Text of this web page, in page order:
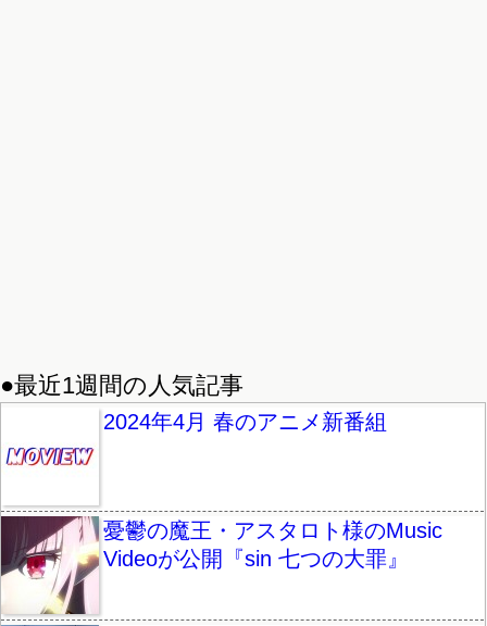
●最近1週間の人気記事
2024年4月 春のアニメ新番組
憂鬱の魔王・アスタロト様のMusic
Videoが公開『sin 七つの大罪』